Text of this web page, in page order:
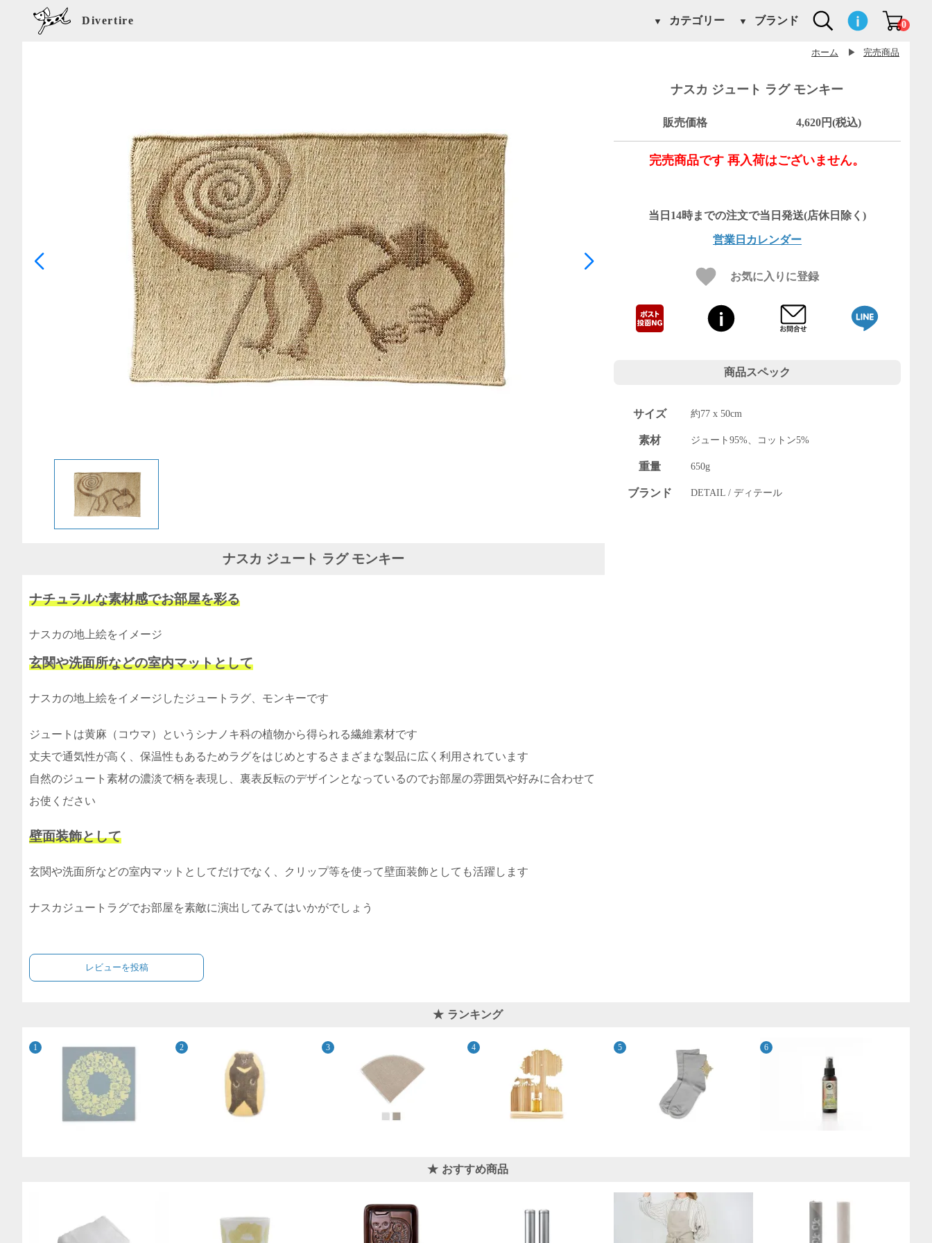
Divertire カテゴリー ブランド 0
ホーム ▶ 完売商品
ナスカ ジュート ラグ モンキー
販売価格 4,620円(税込)
完売商品です 再入荷はございません。
営業日カレンダー
お気に入りに登録
ナスカ ジュート ラグ モンキー
ナチュラルな素材感でお部屋を彩る
ナスカの地上絵をイメージ
玄関や洗面所などの室内マットとして
ナスカの地上絵をイメージしたジュートラグ、モンキーです
ジュートは黄麻（コウマ）というシナノキ科の植物から得られる繊維素材です
丈夫で通気性が高く、保温性もあるためラグをはじめとするさまざまな製品に広く利用されています
自然のジュート素材の濃淡で柄を表現し、裏表反転のデザインとなっているのでお部屋の雰囲気や好みに合わせて
お使ください
壁面装飾として
玄関や洗面所などの室内マットとしてだけでなく、クリップ等を使って壁面装飾としても活躍します
ナスカジュートラグでお部屋を素敵に演出してみてはいかがでしょう
商品スペック
サイズ 約77 x 50cm
素材 ジュート95%、コットン5%
重量 650g
ブランド DETAIL / ディテール
レビューを投稿
ランキング
おすすめ商品